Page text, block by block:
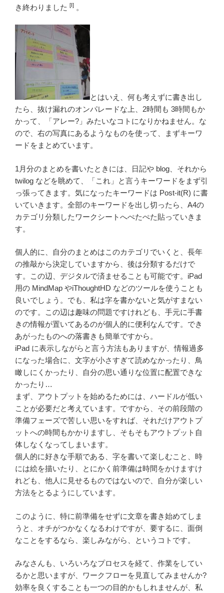
き終わりました [I] 。
とはいえ、何も考えずに書き出し
たら、抜け漏れのオンパレードな上、2時間も 3時間もか
かって、「アレー?」みたいなコトになりかねません。な
ので、右の写真にあるようなものを使って、まずキーワ
ードをまとめています。
1月分のまとめを書いたときには、日記や blog、それから
twilog などを眺めて、「これ」と言うキーワードをまず引
っ張ってきます。気になったキーワードは Post-it(R) に書
いていきます。全部のキーワードを出し切ったら、A4の
カテゴリ分類したワークシートへぺたぺた貼っていきま
す。
個人的に、自分のまとめはこのカテゴリでいくと、長年
の推敲から決定していますから、後は分類するだけで
す。この辺、デジタルで済ませることも可能です。iPad
用の MindMap やiThoughtHD などのツールを使うことも
良いでしょう。でも、私は字を書かないと気がすまない
のです。この辺は趣味の問題ですけれども、手元に手書
きの情報が置いてあるのが個人的に便利なんです。でき
あがったものへの落書きも簡単ですから。
iPad に表示しながらと言う方法もありますが、情報過多
になった場合に、文字が小さすぎて読めなかったり、鳥
瞰しにくかったり、自分の思い通りな位置に配置できな
かったり…
まず、アウトプットを始めるためには、ハードルが低い
ことが必要だと考えています。ですから、その前段階の
準備フェーズで苦しい思いをすれば、それだけアウトプ
ットへの時間もかかりますし、そもそもアウトプット自
体しなくなってしまいます。
個人的に好きな手順である、字を書いて楽しむこと、時
には絵を描いたり、とにかく前準備は時間をかけますけ
れども、他人に見せるものではないので、自分が楽しい
方法をとるようにしています。
このように、特に前準備をせずに文章を書き始めてしま
うと、オチがつかなくなるわけですが、要するに、面倒
なことをするなら、楽しみながら、というコトです。
みなさんも、いろいろなプロセスを経て、作業をしてい
るかと思いますが、ワークフローを見直してみませんか?
効率を良くすることも一つの目的かもしれませんが、私